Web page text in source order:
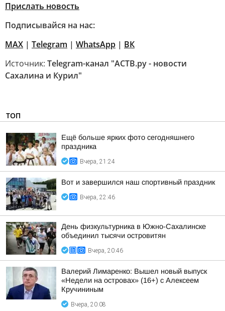
Прислать новость
Подписывайся на нас:
MAX | Telegram | WhatsApp | ВК
Источник: Telegram-канал "АСТВ.ру - новости
Сахалина и Курил"
ТОП
Ещё больше ярких фото сегодняшнего
праздника
Вчера, 21:24
Вот и завершился наш спортивный праздник
Вчера, 22:46
День физкультурника в Южно-Сахалинске
объединил тысячи островитян
Вчера, 20:46
Валерий Лимаренко: Вышел новый выпуск
«Недели на островах» (16+) с Алексеем
Кручининым
Вчера, 20:08